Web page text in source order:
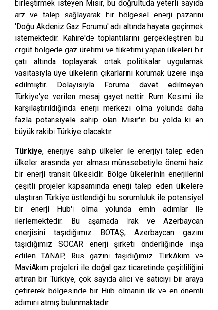
birleştirmek isteyen Mısır, bu doğrultuda yeterli sayıda
arz ve talep sağlayarak bir bölgesel enerji pazarını
'Doğu Akdeniz Gaz Forumu' adı altında hayata geçirmek
istemektedir. Kahire'de toplantılarını gerçekleştiren bu
örgüt bölgede gaz üretimi ve tüketimi yapan ülkeleri bir
çatı altında toplayarak ortak politikalar uygulamak
vasıtasıyla üye ülkelerin çıkarlarını korumak üzere inşa
edilmiştir. Dolayısıyla Foruma davet edilmeyen
Türkiye'ye verilen mesaj gayet nettir. Rum Kesimi ile
karşılaştırıldığında enerji merkezi olma yolunda daha
fazla potansiyele sahip olan Mısır'ın bu yolda ki en
büyük rakibi Türkiye olacaktır.
Türkiye, enerjiye sahip ülkeler ile enerjiyi talep eden
ülkeler arasında yer alması münasebetiyle önemi haiz
bir enerji transit ülkesidir. Bölge ülkelerinin enerjilerini
çeşitli projeler kapsamında enerji talep eden ülkelere
ulaştıran Türkiye üstlendiği bu sorumluluk ile potansiyel
bir enerji Hub'ı olma yolunda emin adımlar ile
ilerlemektedir. Bu aşamada Irak ve Azerbaycan
enerjisini taşıdığımız BOTAŞ, Azerbaycan gazını
taşıdığımız SOCAR enerji şirketi önderliğinde inşa
edilen TANAP, Rus gazını taşıdığımız TürkAkım ve
MaviAkım projeleri ile doğal gaz ticaretinde çeşitliliğini
artıran bir Türkiye, çok sayıda alıcı ve satıcıyı bir araya
getirerek bölgesinde bir Hub olmanın ilk ve en önemli
adımını atmış bulunmaktadır.